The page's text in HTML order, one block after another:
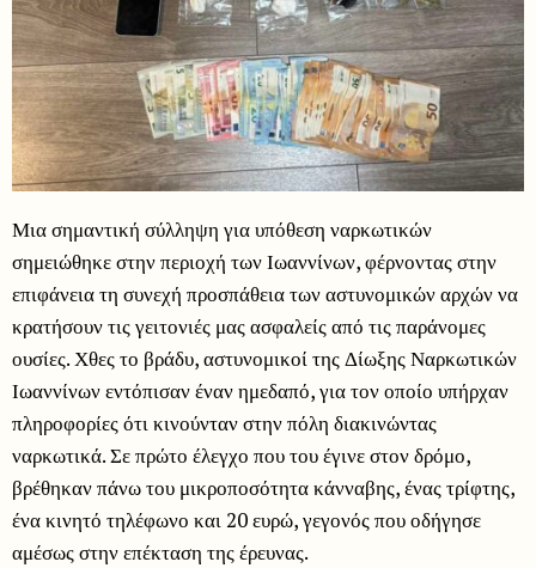
Μια σημαντική σύλληψη για υπόθεση ναρκωτικών
σημειώθηκε στην περιοχή των Ιωαννίνων, φέρνοντας στην
επιφάνεια τη συνεχή προσπάθεια των αστυνομικών αρχών να
κρατήσουν τις γειτονιές μας ασφαλείς από τις παράνομες
ουσίες. Χθες το βράδυ, αστυνομικοί της Δίωξης Ναρκωτικών
Ιωαννίνων εντόπισαν έναν ημεδαπό, για τον οποίο υπήρχαν
πληροφορίες ότι κινούνταν στην πόλη διακινώντας
ναρκωτικά. Σε πρώτο έλεγχο που του έγινε στον δρόμο,
βρέθηκαν πάνω του μικροποσότητα κάνναβης, ένας τρίφτης,
ένα κινητό τηλέφωνο και 20 ευρώ, γεγονός που οδήγησε
αμέσως στην επέκταση της έρευνας.